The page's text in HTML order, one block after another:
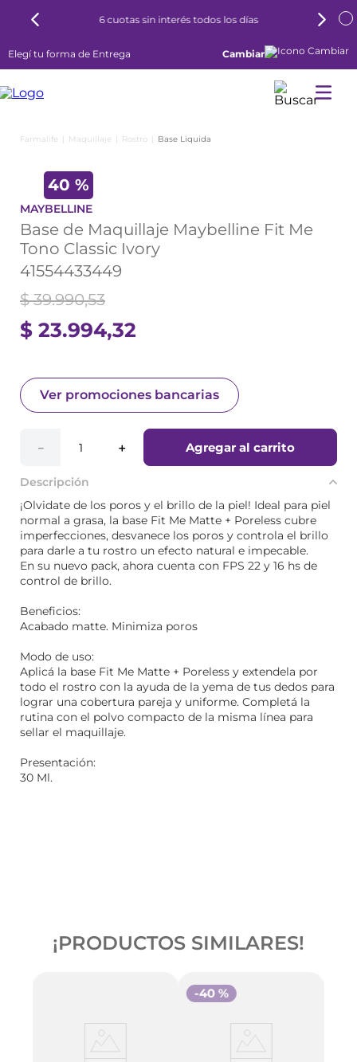
6 cuotas sin interés todos los días
Elegí tu forma de Entrega Cambiar
Maquillaje Rostro Base Liquida
40 %
MAYBELLINE
Base de Maquillaje Maybelline Fit Me
Tono Classic Ivory
41554433449
$ 23.994,32
$ 39.990,53
Ver promociones bancarias
＋
－ Agregar al carrito
Descripción
¡Olvidate de los poros y el brillo de la piel! Ideal para piel
normal a grasa, la base Fit Me Matte + Poreless cubre
imperfecciones, desvanece los poros y controla el brillo
para darle a tu rostro un efecto natural e impecable.
En su nuevo pack, ahora cuenta con FPS 22 y 16 hs de
control de brillo.
Beneficios:
Acabado matte. Minimiza poros
Modo de uso:
Aplicá la base Fit Me Matte + Poreless y extendela por
todo el rostro con la ayuda de la yema de tus dedos para
lograr una cobertura pareja y uniforme. Completá la
rutina con el polvo compacto de la misma línea para
sellar el maquillaje.
Presentación:
30 Ml.
¡PRODUCTOS SIMILARES!
-40 %